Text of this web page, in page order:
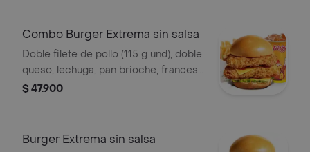
Combo Burger Extrema sin salsa
Doble filete de pollo (115 g und), doble
queso, lechuga, pan brioche, francesa
mediana (60 g) y gaseosa (325 ml)
$ 47.900
Burger Extrema sin salsa